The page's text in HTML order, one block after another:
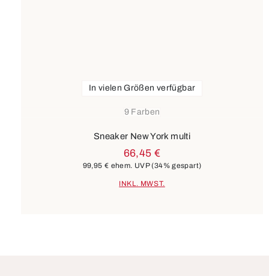
9 Farben
In vielen Größen verfügbar
Sneaker New York multi
66,45 €
99,95 € ehem. UVP(34% gespart)
INKL. MWST.